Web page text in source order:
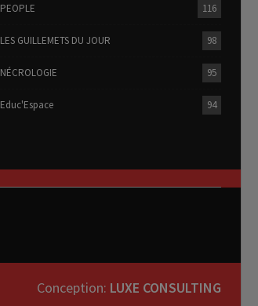
PEOPLE 116
LES GUILLEMETS DU JOUR 98
NÉCROLOGIE 95
Educ'Espace 94
Conception: LUXE CONSULTING